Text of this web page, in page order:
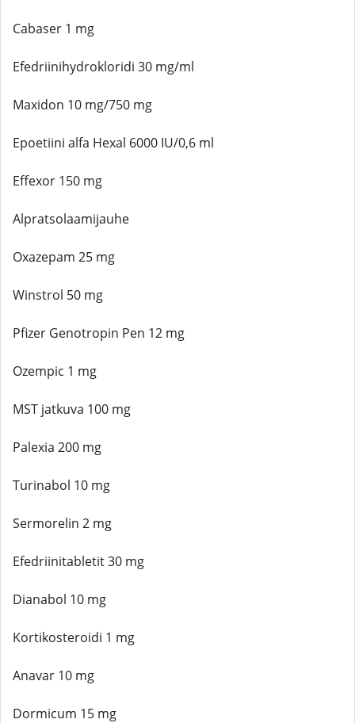
Cabaser 1 mg
Efedriinihydrokloridi 30 mg/ml
Maxidon 10 mg/750 mg
Epoetiini alfa Hexal 6000 IU/0,6 ml
Effexor 150 mg
Alpratsolaamijauhe
Oxazepam 25 mg
Winstrol 50 mg
Pfizer Genotropin Pen 12 mg
Ozempic 1 mg
MST jatkuva 100 mg
Palexia 200 mg
Turinabol 10 mg
Sermorelin 2 mg
Efedriinitabletit 30 mg
Dianabol 10 mg
Kortikosteroidi 1 mg
Anavar 10 mg
Dormicum 15 mg